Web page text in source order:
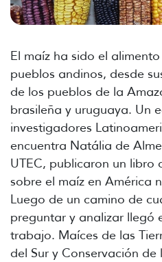
El maíz ha sido el
pueblos andinos, desde
de los pueblos de la
brasileña y uruguaya. Un
investigadores
encuentra Natália de
UTEC, publicaron un libro
sobre el maíz en América
Luego de un camino de
preguntar y analizar llegó
trabajo. Maíces de las
del Sur y Conservación